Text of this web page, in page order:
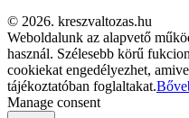
© 2026. kreszvaltozas.hu
Weboldalunk az alapvető
használ. Szélesebb körű
cookiekat engedélyezhet,
tájékoztatóban foglaltakat.
Manage consent